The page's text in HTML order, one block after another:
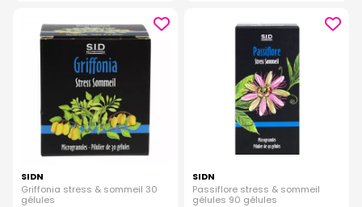
SIDN
Griffonia stress & sommeil 30
gélules
SIDN
Passiflore stress & sommeil
gélules 90 gélules